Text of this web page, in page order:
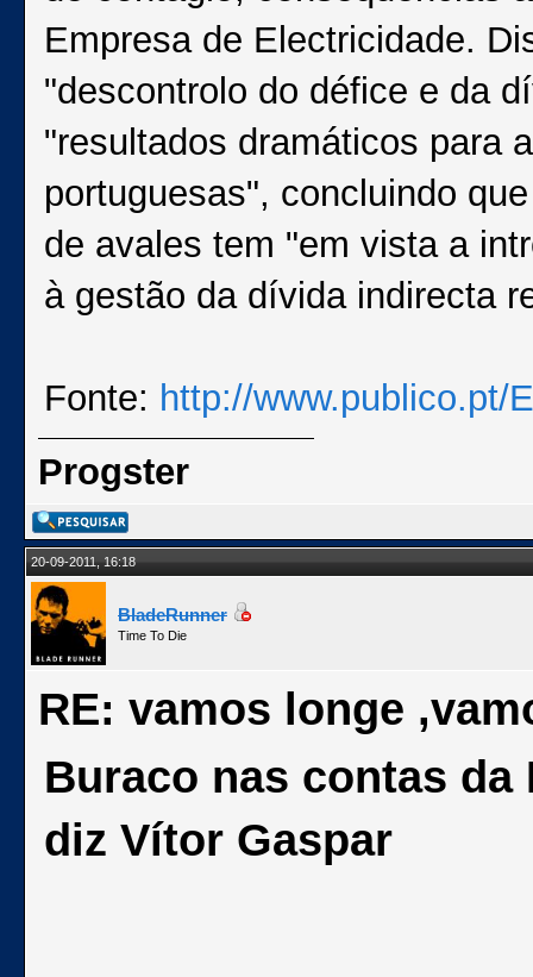
Empresa de Electricidade.
"descontrolo do défice e da
"resultados dramáticos para
portuguesas", concluindo
de avales tem "em vista a
à gestão da dívida indirecta
Fonte: http://www.publico.pt/
Progster
20-09-2011, 16:18
BladeRunner
Time To Die
RE: vamos longe
Buraco nas contas
diz Vítor Gaspar